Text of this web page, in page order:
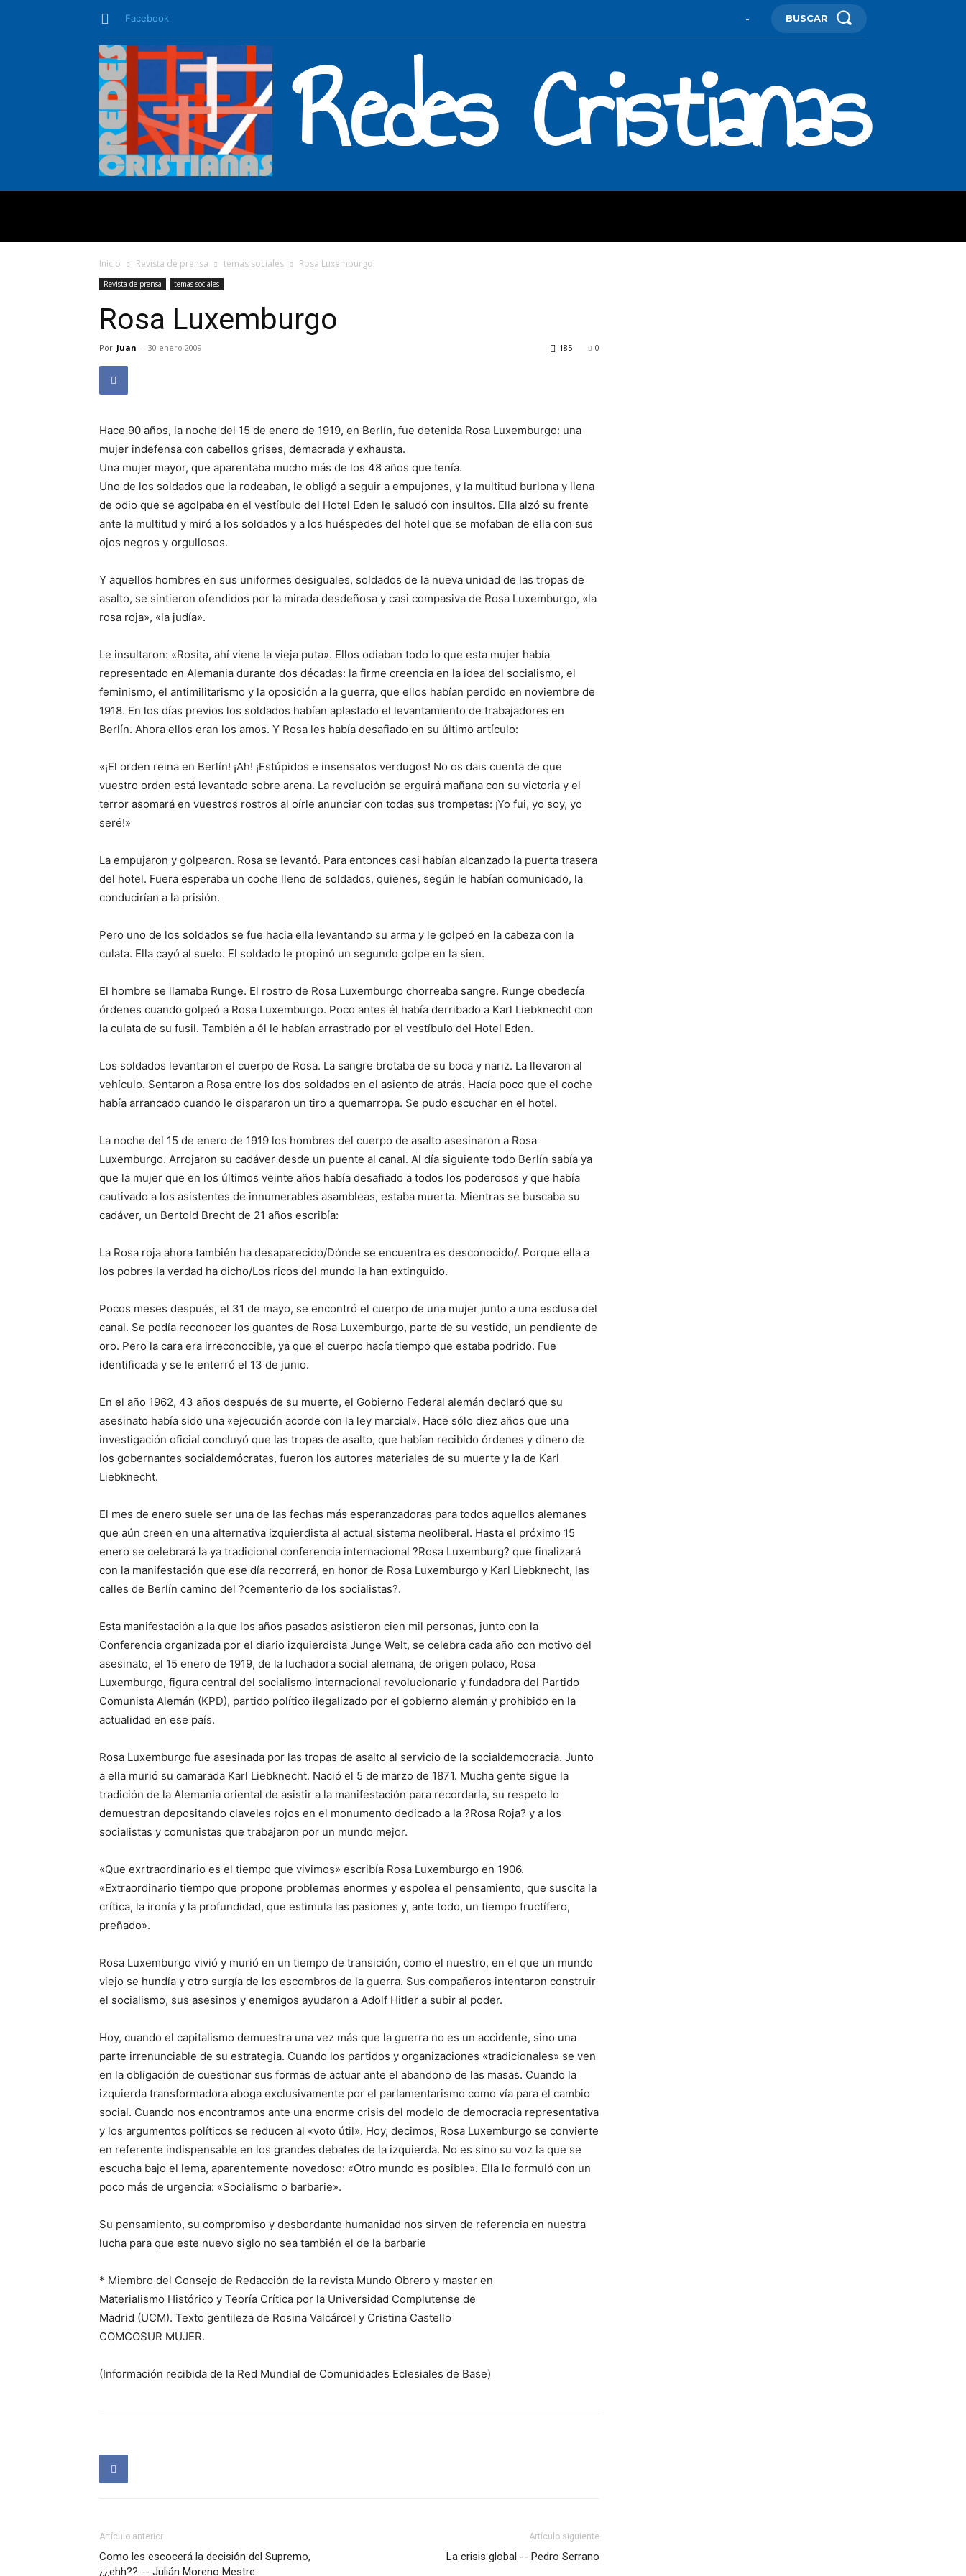
Facebook - BUSCAR
Redes Cristianas
Inicio Revista de prensa temas sociales Rosa Luxemburgo
Revista de prensa temas sociales
Rosa Luxemburgo
Por Juan - 30 enero 2009 0
185
Hace 90 años, la noche del 15 de enero de 1919, en Berlín, fue detenida Rosa Luxemburgo: una
mujer indefensa con cabellos grises, demacrada y exhausta.
Una mujer mayor, que aparentaba mucho más de los 48 años que tenía.
Uno de los soldados que la rodeaban, le obligó a seguir a empujones, y la multitud burlona y llena
de odio que se agolpaba en el vestíbulo del Hotel Eden le saludó con insultos. Ella alzó su frente
ante la multitud y miró a los soldados y a los huéspedes del hotel que se mofaban de ella con sus
ojos negros y orgullosos.
Y aquellos hombres en sus uniformes desiguales, soldados de la nueva unidad de las tropas de
asalto, se sintieron ofendidos por la mirada desdeñosa y casi compasiva de Rosa Luxemburgo, «la
rosa roja», «la judía».
Le insultaron: «Rosita, ahí viene la vieja puta». Ellos odiaban todo lo que esta mujer había
representado en Alemania durante dos décadas: la firme creencia en la idea del socialismo, el
feminismo, el antimilitarismo y la oposición a la guerra, que ellos habían perdido en noviembre de
1918. En los días previos los soldados habían aplastado el levantamiento de trabajadores en
Berlín. Ahora ellos eran los amos. Y Rosa les había desafiado en su último artículo:
«¡El orden reina en Berlín! ¡Ah! ¡Estúpidos e insensatos verdugos! No os dais cuenta de que
vuestro orden está levantado sobre arena. La revolución se erguirá mañana con su victoria y el
terror asomará en vuestros rostros al oírle anunciar con todas sus trompetas: ¡Yo fui, yo soy, yo
seré!»
La empujaron y golpearon. Rosa se levantó. Para entonces casi habían alcanzado la puerta trasera
del hotel. Fuera esperaba un coche lleno de soldados, quienes, según le habían comunicado, la
conducirían a la prisión.
Pero uno de los soldados se fue hacia ella levantando su arma y le golpeó en la cabeza con la
culata. Ella cayó al suelo. El soldado le propinó un segundo golpe en la sien.
El hombre se llamaba Runge. El rostro de Rosa Luxemburgo chorreaba sangre. Runge obedecía
órdenes cuando golpeó a Rosa Luxemburgo. Poco antes él había derribado a Karl Liebknecht con
la culata de su fusil. También a él le habían arrastrado por el vestíbulo del Hotel Eden.
Los soldados levantaron el cuerpo de Rosa. La sangre brotaba de su boca y nariz. La llevaron al
vehículo. Sentaron a Rosa entre los dos soldados en el asiento de atrás. Hacía poco que el coche
había arrancado cuando le dispararon un tiro a quemarropa. Se pudo escuchar en el hotel.
La noche del 15 de enero de 1919 los hombres del cuerpo de asalto asesinaron a Rosa
Luxemburgo. Arrojaron su cadáver desde un puente al canal. Al día siguiente todo Berlín sabía ya
que la mujer que en los últimos veinte años había desafiado a todos los poderosos y que había
cautivado a los asistentes de innumerables asambleas, estaba muerta. Mientras se buscaba su
cadáver, un Bertold Brecht de 21 años escribía:
La Rosa roja ahora también ha desaparecido/Dónde se encuentra es desconocido/. Porque ella a
los pobres la verdad ha dicho/Los ricos del mundo la han extinguido.
Pocos meses después, el 31 de mayo, se encontró el cuerpo de una mujer junto a una esclusa del
canal. Se podía reconocer los guantes de Rosa Luxemburgo, parte de su vestido, un pendiente de
oro. Pero la cara era irreconocible, ya que el cuerpo hacía tiempo que estaba podrido. Fue
identificada y se le enterró el 13 de junio.
En el año 1962, 43 años después de su muerte, el Gobierno Federal alemán declaró que su
asesinato había sido una «ejecución acorde con la ley marcial». Hace sólo diez años que una
investigación oficial concluyó que las tropas de asalto, que habían recibido órdenes y dinero de
los gobernantes socialdemócratas, fueron los autores materiales de su muerte y la de Karl
Liebknecht.
El mes de enero suele ser una de las fechas más esperanzadoras para todos aquellos alemanes
que aún creen en una alternativa izquierdista al actual sistema neoliberal. Hasta el próximo 15
enero se celebrará la ya tradicional conferencia internacional ?Rosa Luxemburg? que finalizará
con la manifestación que ese día recorrerá, en honor de Rosa Luxemburgo y Karl Liebknecht, las
calles de Berlín camino del ?cementerio de los socialistas?.
Esta manifestación a la que los años pasados asistieron cien mil personas, junto con la
Conferencia organizada por el diario izquierdista Junge Welt, se celebra cada año con motivo del
asesinato, el 15 enero de 1919, de la luchadora social alemana, de origen polaco, Rosa
Luxemburgo, figura central del socialismo internacional revolucionario y fundadora del Partido
Comunista Alemán (KPD), partido político ilegalizado por el gobierno alemán y prohibido en la
actualidad en ese país.
Rosa Luxemburgo fue asesinada por las tropas de asalto al servicio de la socialdemocracia. Junto
a ella murió su camarada Karl Liebknecht. Nació el 5 de marzo de 1871. Mucha gente sigue la
tradición de la Alemania oriental de asistir a la manifestación para recordarla, su respeto lo
demuestran depositando claveles rojos en el monumento dedicado a la ?Rosa Roja? y a los
socialistas y comunistas que trabajaron por un mundo mejor.
«Que exrtraordinario es el tiempo que vivimos» escribía Rosa Luxemburgo en 1906.
«Extraordinario tiempo que propone problemas enormes y espolea el pensamiento, que suscita la
crítica, la ironía y la profundidad, que estimula las pasiones y, ante todo, un tiempo fructífero,
preñado».
Rosa Luxemburgo vivió y murió en un tiempo de transición, como el nuestro, en el que un mundo
viejo se hundía y otro surgía de los escombros de la guerra. Sus compañeros intentaron construir
el socialismo, sus asesinos y enemigos ayudaron a Adolf Hitler a subir al poder.
Hoy, cuando el capitalismo demuestra una vez más que la guerra no es un accidente, sino una
parte irrenunciable de su estrategia. Cuando los partidos y organizaciones «tradicionales» se ven
en la obligación de cuestionar sus formas de actuar ante el abandono de las masas. Cuando la
izquierda transformadora aboga exclusivamente por el parlamentarismo como vía para el cambio
social. Cuando nos encontramos ante una enorme crisis del modelo de democracia representativa
y los argumentos políticos se reducen al «voto útil». Hoy, decimos, Rosa Luxemburgo se convierte
en referente indispensable en los grandes debates de la izquierda. No es sino su voz la que se
escucha bajo el lema, aparentemente novedoso: «Otro mundo es posible». Ella lo formuló con un
poco más de urgencia: «Socialismo o barbarie».
Su pensamiento, su compromiso y desbordante humanidad nos sirven de referencia en nuestra
lucha para que este nuevo siglo no sea también el de la barbarie
* Miembro del Consejo de Redacción de la revista Mundo Obrero y master en
Materialismo Histórico y Teoría Crítica por la Universidad Complutense de
Madrid (UCM). Texto gentileza de Rosina Valcárcel y Cristina Castello
COMCOSUR MUJER.
(Información recibida de la Red Mundial de Comunidades Eclesiales de Base)
Artículo anterior
Como les escocerá la decisión del Supremo,
¿¿ehh?? -- Julián Moreno Mestre
Artículo siguiente
La crisis global -- Pedro Serrano